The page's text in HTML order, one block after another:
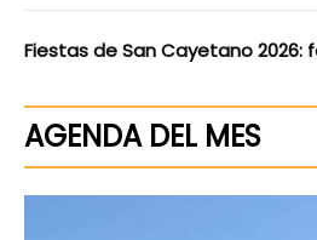
Fiestas de San Cayetano 2026:
AGENDA DEL MES